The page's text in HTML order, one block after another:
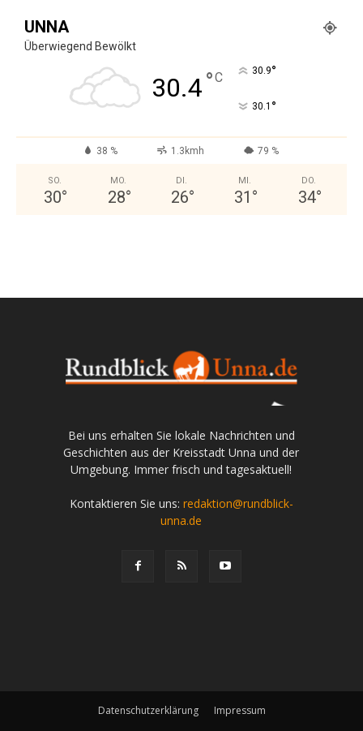
UNNA
Überwiegend Bewölkt
30.4°C 30.9°
30.1 °
38 % 1.3kmh 79 %
SO.
30°
MO.
28°
DI.
26°
MI.
31 °
DO.
34°
Bei uns erhalten Sie lokale Nachrichten und
Geschichten aus der Kreisstadt Unna und der
Umgebung. Immer frisch und tagesaktuell!
Kontaktieren Sie uns: redaktion@rundblick-
unna.de
Datenschutzerklärung Impressum